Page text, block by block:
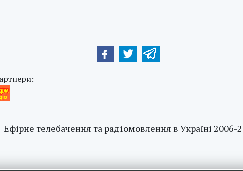
Ефірне телебачення та радіомовлення в Україні 2006-